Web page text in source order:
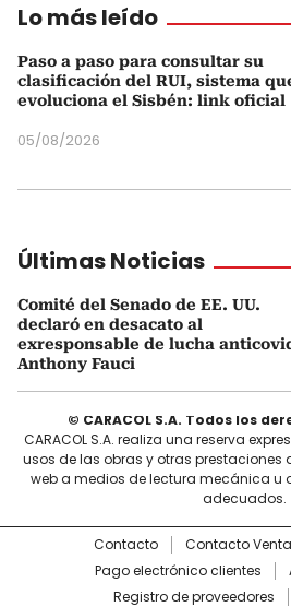
Lo más leído
Paso a paso para consultar su
clasificación del RUI, sistema
evoluciona el Sisbén: link oficial
05/08/2026
Últimas Noticias
Comité del Senado de EE. UU.
declaró en desacato al
exresponsable de lucha
Anthony Fauci
© CARACOL S.A. Todos los
CARACOL S.A. realiza una reserva
usos de las obras y otras prestaciones
web a medios de lectura mecánica u
adecuados.
Contacto Contacto
Pago electrónico clientes
Registro de proveedores